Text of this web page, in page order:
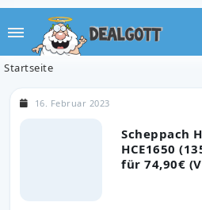
Startseite
Scheppach
HCE1650
für 74,90€
16. Februar 2023